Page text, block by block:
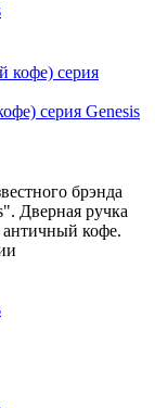
серия Genesis
брэнда
Дверная ручка
кофе.